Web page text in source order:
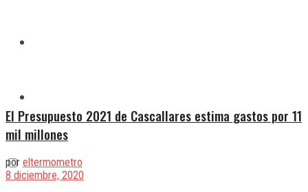
El Presupuesto 2021 de Cascallares estima gastos por 11
mil millones
por eltermometro
8 diciembre, 2020